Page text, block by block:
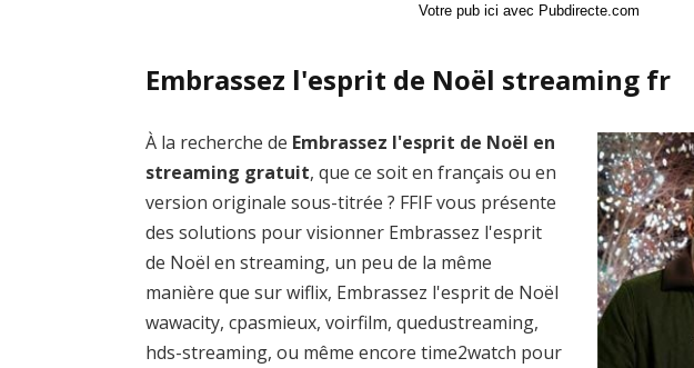
Votre pub ici avec Pubdirecte.com
Embrassez l'esprit de Noël streaming fr
À la recherche de Embrassez l'esprit de Noël en
streaming gratuit, que ce soit en français ou en
version originale sous-titrée ? FFIF vous présente
des solutions pour visionner Embrassez l'esprit
de Noël en streaming, un peu de la même
manière que sur wiflix, Embrassez l'esprit de Noël
wawacity, cpasmieux, voirfilm, quedustreaming,
hds-streaming, ou même encore time2watch pour